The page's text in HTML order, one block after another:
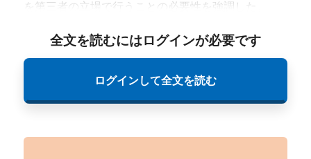
を第三者の立場で行うことの必要性を強調した。
全文を読むにはログインが必要です
ログインして全文を読む